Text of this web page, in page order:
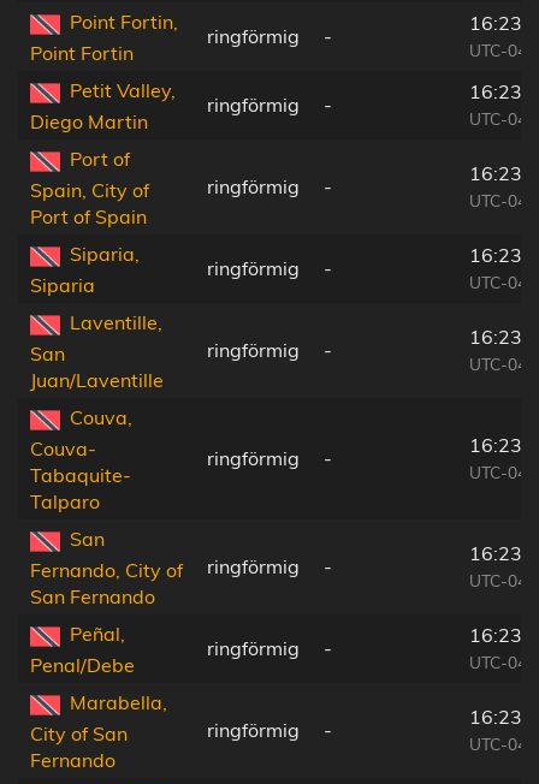
Point Fortin,
Point Fortin
ringförmig -
UTC-
Petit Valley,
Diego Martin
ringförmig -
UTC-
Port of
Spain, City of
Port of Spain
ringförmig -
UTC-
Siparia,
Siparia
ringförmig -
UTC-
Laventille,
San
Juan/Laventille
ringförmig -
UTC-
Couva,
Couva-
Tabaquite-
Talparo
ringförmig -
UTC-
San
Fernando, City of
San Fernando
ringförmig -
UTC-
Peñal,
Penal/Debe
ringförmig -
UTC-
Marabella,
City of San
Fernando
ringförmig -
UTC-